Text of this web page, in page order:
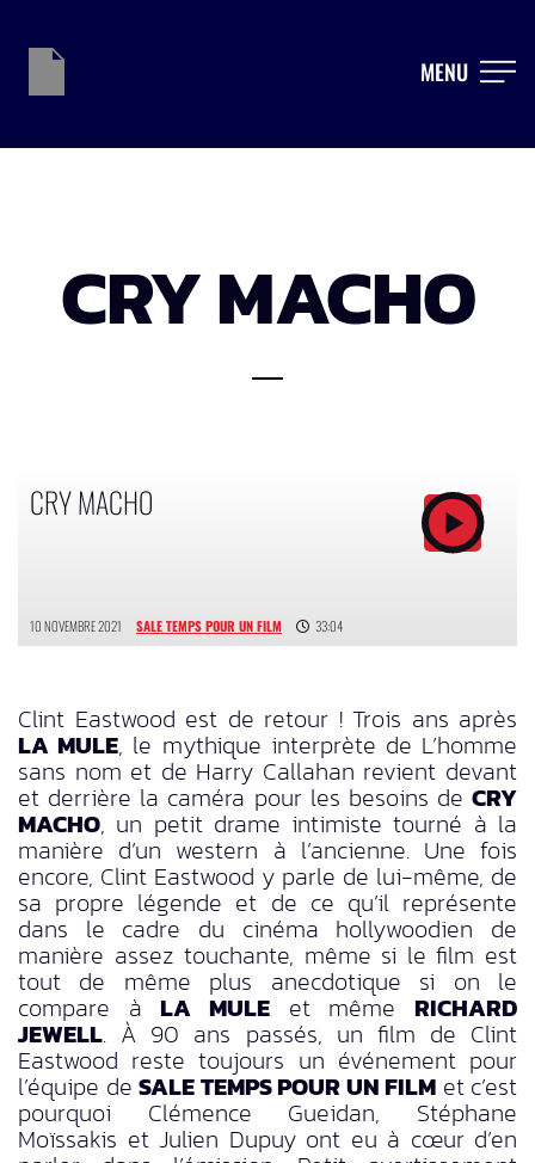
MENU
CRY MACHO
CRY MACHO
10 NOVEMBRE 2021 SALE TEMPS POUR UN FILM 33:04
Clint Eastwood est de retour ! Trois ans après
LA MULE, le mythique interprète de L’homme
sans nom et de Harry Callahan revient devant
et derrière la caméra pour les besoins de CRY
MACHO, un petit drame intimiste tourné à la
manière d’un western à l’ancienne. Une fois
encore, Clint Eastwood y parle de lui-même, de
sa propre légende et de ce qu’il représente
dans le cadre du cinéma hollywoodien de
manière assez touchante, même si le film est
tout de même plus anecdotique si on le
compare àLA MULE et mêmeRICHARD
JEWELL. À 90 ans passés, un film de Clint
Eastwood reste toujours un événement pour
l’équipe de SALE TEMPS POUR UN FILM et c’est
pourquoi Clémence Gueidan, Stéphane
Moïssakis et Julien Dupuy ont eu à cœur d’en